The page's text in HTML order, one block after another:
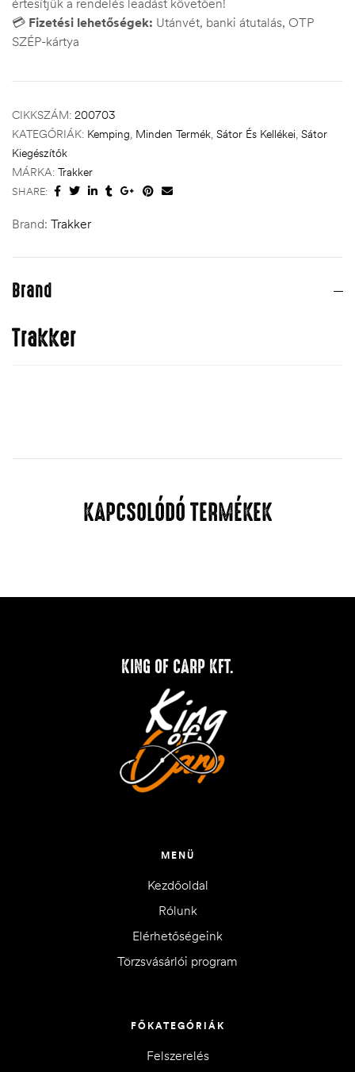
értesítjük a rendelés leadást követően!
💳 Fizetési lehetőségek: Utánvét, banki átutalás, OTP
SZÉP-kártya
CIKKSZÁM: 200703
KATEGÓRIÁK: Kemping, Minden Termék, Sátor És Kellékei, Sátor
Kiegészítők
MÁRKA: Trakker
SHARE:
Brand: Trakker
Brand
Trakker
KAPCSOLÓDÓ TERMÉKEK
KING OF CARP KFT.
MENÜ
Kezdőoldal
Rólunk
Elérhetőségeink
Törzsvásárlói program
FŐKATEGÓRIÁK
Felszerelés